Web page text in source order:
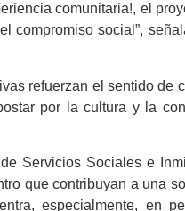
comunitaria!, el
compromiso social”,
refuerzan el sentido de
por la cultura y la
Servicios Sociales e
que contribuyan a una
especialmente, en